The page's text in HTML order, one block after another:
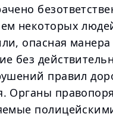
некоторых
опасная
без
правил
Органы